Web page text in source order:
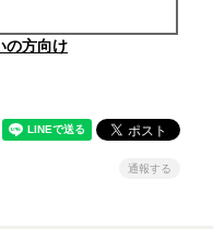
の方向け
通報する